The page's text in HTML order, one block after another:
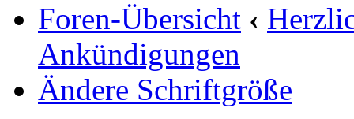
Foren-Übersicht ‹
Ankündigungen
Ändere Schriftgröße